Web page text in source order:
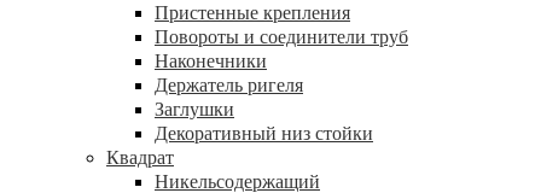
Пристенные крепления
Повороты и соединители труб
Наконечники
Держатель ригеля
Заглушки
Декоративный низ стойки
Квадрат
Никельсодержащий